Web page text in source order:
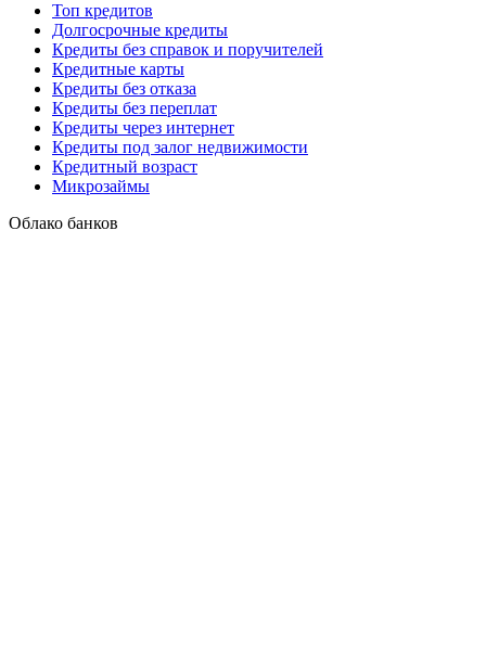
Топ кредитов
Долгосрочные кредиты
Кредиты без справок и поручителей
Кредитные карты
Кредиты без отказа
Кредиты без переплат
Кредиты через интернет
Кредиты под залог недвижимости
Кредитный возраст
Микрозаймы
Облако банков